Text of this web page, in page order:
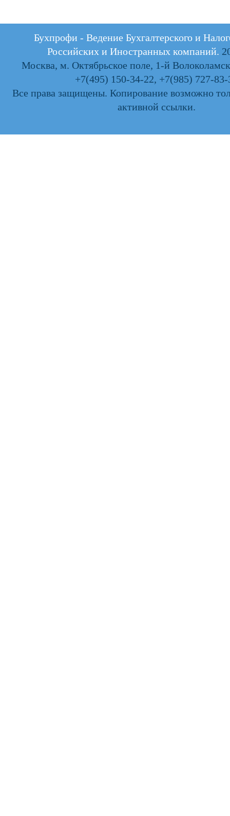
Бухпрофи - Ведение Бухгалтерского и
Российских и Иностранных компаний.
Москва, м. Октябрьское поле, 1-й
+7(495) 150-34-22, +7(985) 727-83-
Все права защищены. Копирование возможно
активной ссылки.